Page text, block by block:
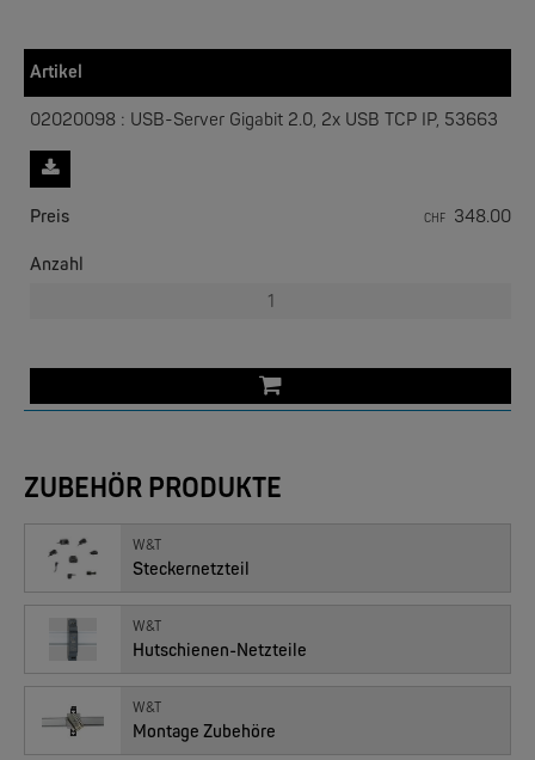
Artikel
02020098 : USB-Server Gigabit 2.0, 2x USB TCP IP, 53663
Preis CHF 348.00
Anzahl
ZUBEHÖR PRODUKTE
W&T
Steckernetzteil
W&T
Hutschienen-Netzteile
W&T
Montage Zubehöre
W&T
Com-Server Spezial - Von OEM bis 19 Zoll
Com-Server, Modbus Gateway | TCP/IP <-> Seriell